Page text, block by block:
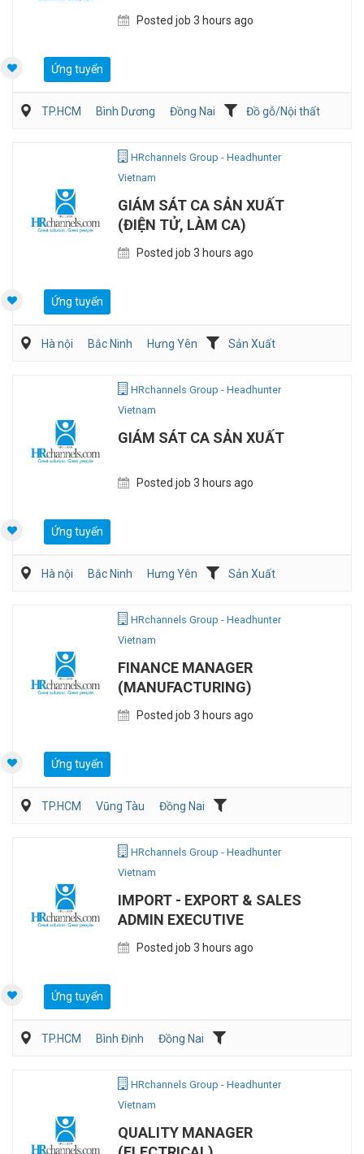
Posted job 3 hours ago
Ứng tuyển
TP.HCM Bình Dương Đồng Nai
Đồ gỗ/Nội thất
HRchannels Group - Headhunter
Vietnam
GIÁM SÁT CA SẢN XUẤT
(ĐIỆN TỬ, LÀM CA)
Posted job 3 hours ago
Ứng tuyển
Hà nội Bắc Ninh Hưng Yên
Sản Xuất
HRchannels Group - Headhunter
Vietnam
GIÁM SÁT CA SẢN XUẤT
Posted job 3 hours ago
Ứng tuyển
Hà nội Bắc Ninh Hưng Yên
Sản Xuất
HRchannels Group - Headhunter
Vietnam
FINANCE MANAGER
(MANUFACTURING)
Posted job 3 hours ago
Ứng tuyển
TP.HCM Vũng Tàu
Đồng Nai
HRchannels Group - Headhunter
Vietnam
IMPORT - EXPORT & SALES
ADMIN EXECUTIVE
Posted job 3 hours ago
Ứng tuyển
TP.HCM Bình Định
Đồng Nai
HRchannels Group - Headhunter
Vietnam
QUALITY MANAGER